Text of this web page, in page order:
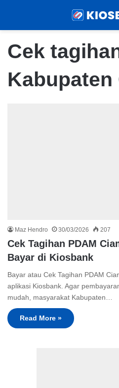
Cek
Kabupaten
Maz Hendro 30/03/2026 207
Cek Tagihan PDAM
Bayar di Kiosbank
Bayar atau Cek Tagihan PDAM
aplikasi Kiosbank. Agar
mudah, masyarakat Kabupaten…
Read More »